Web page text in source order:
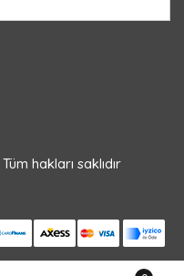
hakları saklıdır